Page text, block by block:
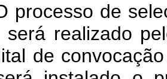
processo de
será realizado
de